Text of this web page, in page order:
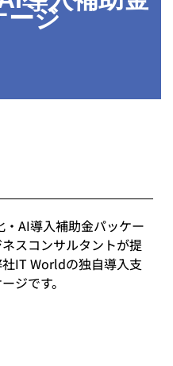
ージ
AI導入補助金パッケー
スコンサルタントが提
IT Worldの独自導入支
ジです。